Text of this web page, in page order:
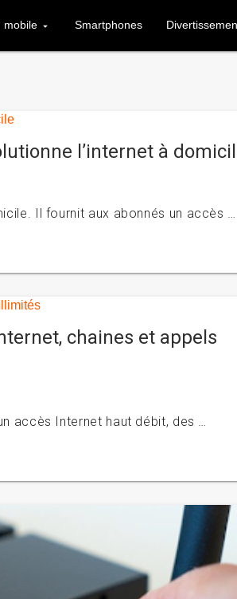
mobile Smartphones
l’internet à
Il fournit aux abonnés un accès …
chaines et appels
accès Internet haut débit, des …